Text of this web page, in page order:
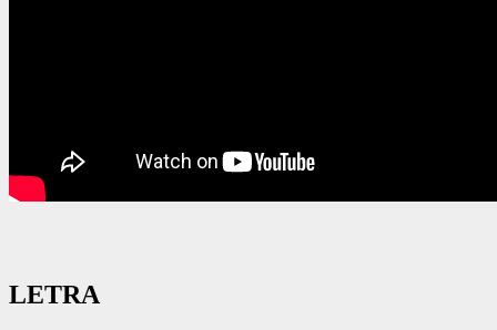
LETRA